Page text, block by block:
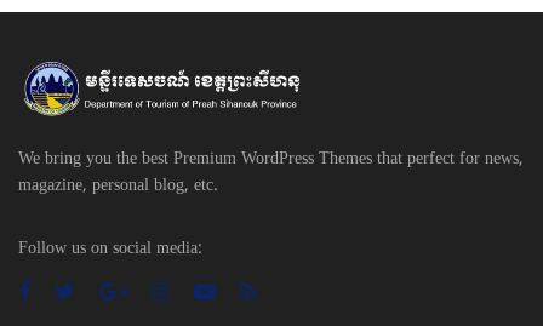
We bring you the best Premium WordPress Themes that perfect for news,
magazine, personal blog, etc.
Follow us on social media: